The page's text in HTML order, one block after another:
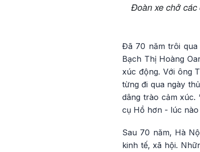
Đoàn xe chở các
Đã 70 năm trôi qua
Bạch Thị Hoàng
xúc động. Với ông
từng đi qua ngày
dâng trào cảm xúc.
cụ Hồ hơn - lúc nào
Sau 70 năm, Hà
kinh tế, xã hội.